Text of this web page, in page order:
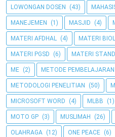
LOWONGAN DOSEN (43)
MANEJEMEN (1) MASJID (4)
MATERI AFDHAL (4) MATERI
MATERI PGSD (6) MATERI
ME (2) METODE PEMBELAJARAN
METODOLOGI PENELITIAN (50)
MICROSOFT WORD (4) MLBB (1)
MOTO GP (3) MUSLIMAH (26)
OLAHRAGA (12) ONE PEACE (6)